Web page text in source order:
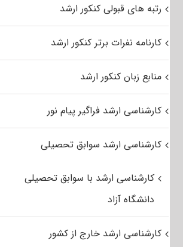
رتبه های قبولی کنکور ارشد
کارنامه نفرات برتر کنکور ارشد
منابع زبان کنکور ارشد
کارشناسی ارشد فراگیر پیام نور
کارشناسی ارشد سوابق تحصیلی
کارشناسی ارشد با سوابق تحصیلی
دانشگاه آزاد
کارشناسی ارشد خارج از کشور